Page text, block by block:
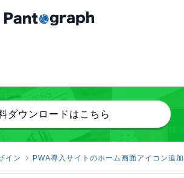
ダウンロードはこちら
イン PWA導入サイトのホーム画面アイコン追